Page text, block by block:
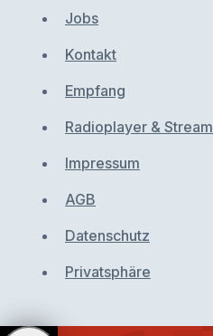
Jobs
Kontakt
Empfang
Radioplayer & Stream
Impressum
AGB
Datenschutz
Privatsphäre